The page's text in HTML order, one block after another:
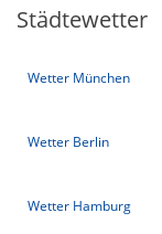
Städtewetter
Wetter München
Wetter Berlin
Wetter Hamburg